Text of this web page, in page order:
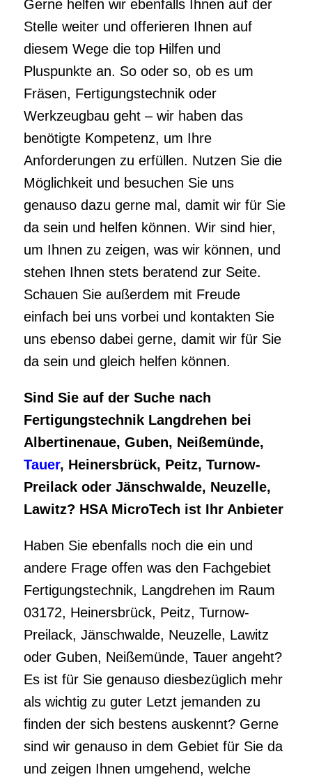
benötigte Kompetenz, um Ihre
Anforderungen zu erfüllen. Nutzen Sie die
Möglichkeit und besuchen Sie uns
genauso dazu gerne mal, damit wir für Sie
da sein und helfen können. Wir sind hier,
um Ihnen zu zeigen, was wir können, und
stehen Ihnen stets beratend zur Seite.
Schauen Sie außerdem mit Freude
einfach bei uns vorbei und kontakten Sie
uns ebenso dabei gerne, damit wir für Sie
da sein und gleich helfen können.
Sind Sie auf der Suche nach
Fertigungstechnik Langdrehen bei
Albertinenaue, Guben, Neißemünde,
Tauer, Heinersbrück, Peitz, Turnow-
Preilack oder Jänschwalde, Neuzelle,
Haben Sie ebenfalls noch die ein und
andere Frage offen was den Fachgebiet
Fertigungstechnik, Langdrehen im Raum
03172, Heinersbrück, Peitz, Turnow-
Preilack, Jänschwalde, Neuzelle, Lawitz
Es ist für Sie genauso diesbezüglich mehr
als wichtig zu guter Letzt jemanden zu
finden der sich bestens auskennt? Gerne
sind wir genauso in dem Gebiet für Sie da
und zeigen Ihnen umgehend, welche
Dienstleistungen wir genauso in der
Fertigungstechnik anbieten können. Sie
dürfen also gern mit sämtlichen
klärungsbedürftigen Fragen zu uns
kommen und können sich ebenso hierbei
helfen und beraten lassen. Nehmen Sie